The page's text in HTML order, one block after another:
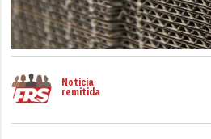
Noticia
remitida